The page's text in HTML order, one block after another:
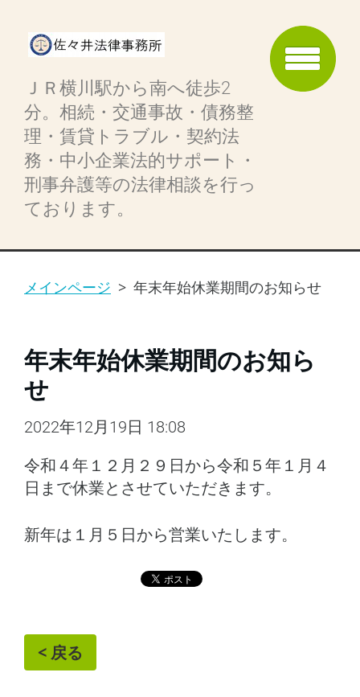
ＪＲ横川駅から南へ徒歩2
分。相続・交通事故・債務整
理・賃貸トラブル・契約法
務・中小企業法的サポート・
刑事弁護等の法律相談を行っ
ております。
メインページ > 年末年始休業期間のお知らせ
年末年始休業期間のお知ら
せ
2022年12月19日 18:08
令和４年１２月２９日から令和５年１月４
日まで休業とさせていただきます。
新年は１月５日から営業いたします。
< 戻る